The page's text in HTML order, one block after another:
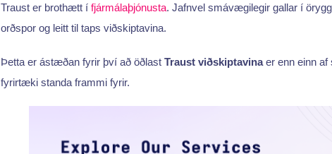
Traust er brothætt í fjármálaþjónusta. Jafnvel smávægilegir gallar í
orðspor og leitt til taps viðskiptavina.
Þetta er ástæðan fyrir því að öðlast Traust viðskiptavinaer enn einn af
fyrirtæki standa frammi fyrir.